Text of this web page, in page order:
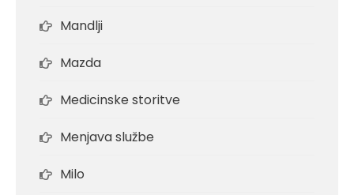
Mandlji
Mazda
Medicinske storitve
Menjava službe
Milo